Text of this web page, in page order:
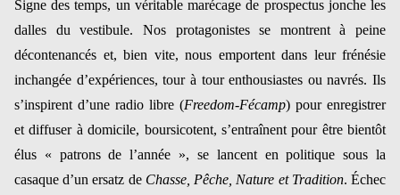
Signe des temps, un véritable marécage de prospectus jonche les
dalles du vestibule. Nos protagonistes se montrent à peine
décontenancés et, bien vite, nous emportent dans leur frénésie
inchangée d’expériences, tour à tour enthousiastes ou navrés. Ils
s’inspirent d’une radio libre (Freedom-Fécamp) pour enregistrer
et diffuser à domicile, boursicotent, s’entraînent pour être bientôt
élus « patrons de l’année », se lancent en politique sous la
casaque d’un ersatz de Chasse, Pêche, Nature et Tradition. Échec